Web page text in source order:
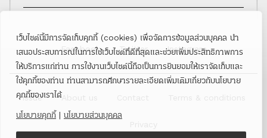
เว็บไซต์นี้มีการจัดเก็บคุกกี้ (cookies) เพื่อจัดการข้อมูลส่วนบุคคล นำ
เสนอประสบการณ์ในการใช้เว็บไซต์ที่ดีที่สุดและช่วยเพิ่มประสิทธิภาพการ
ให้บริการแก่ท่าน การใช้งานเว็บไซต์นี้ถือเป็นการยินยอมให้เราจัดเก็บและ
ใช้คุกกี้ของท่าน ท่านสามารถศึกษารายละเอียดเพิ่มเติมเกี่ยวกับนโยบาย
คุกกี้ของเราได้
นโยบายคุกกี้ | นโยบายส่วนบุคคล
Facebook Twitter Instagram
Issue About us